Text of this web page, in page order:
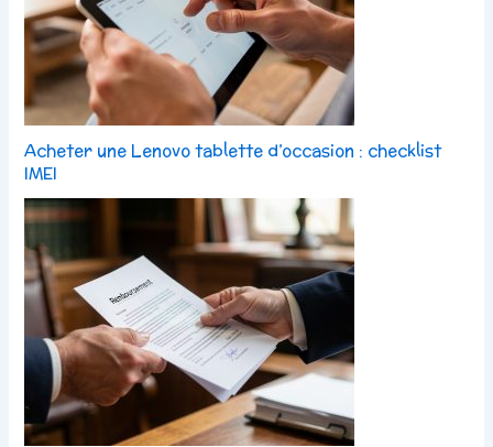
Acheter une Lenovo tablette d’occasion : checklist
IMEI